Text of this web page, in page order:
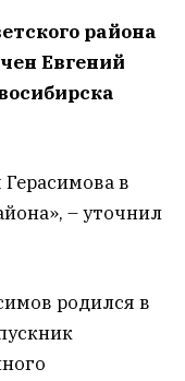
района
Евгений
в
– уточнил
родился в